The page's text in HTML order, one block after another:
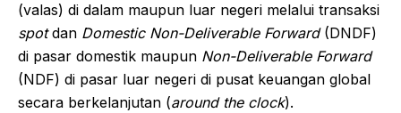
(valas) di dalam maupun luar negeri melalui transaksi
spotdan Domestic Non-Deliverable Forward(DNDF)
di pasar domestik maupun Non-Deliverable Forward
(NDF) di pasar luar negeri di pusat keuangan global
secara berkelanjutan (around the clock).